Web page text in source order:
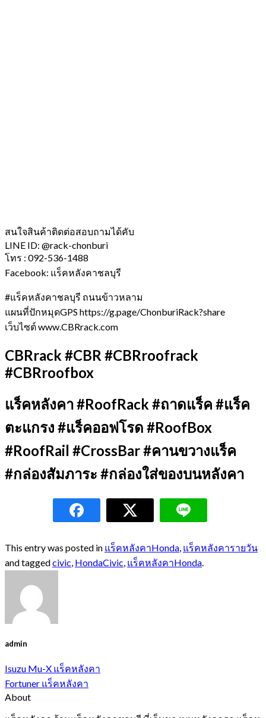
สนใจสินค้าติดต่อสอบถามได้คับ
LINE ID: @rack-chonburi
โทร : 092-536-1488
Facebook: แร็คหลังคาชลบุรี
#แร็คหลังคาชลบุรี ถนนข้าวหลาม
แผนที่ปักหมุดGPS https://g.page/ChonburiRack?share
เว็บไซต์ www.CBRrack.com
CBRrack #CBR #CBRroofrack
#CBRroofbox
แร็คหลังคา #RoofRack #ถาดแร็ค #แร็ค
ตะแกรง #แร็คออฟโรด #RoofBox
#RoofRail #CrossBar #คานขวางแร็ค
#กล่องสัมภาระ #กล่องใส่ของบนหลังคา
This entry was posted in แร็คหลังคาHonda แร็คหลังคารายวัน
and taggedcivic HondaCivic แร็คหลังคาHonda
admin
Isuzu Mu-X แร็คหลังคา
Fortuner แร็คหลังคา
About